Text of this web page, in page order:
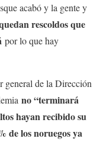
acabó y la gente y
rescoldos que
por lo que hay
general de la Dirección
no “terminará
hayan recibido su
de los noruegos ya